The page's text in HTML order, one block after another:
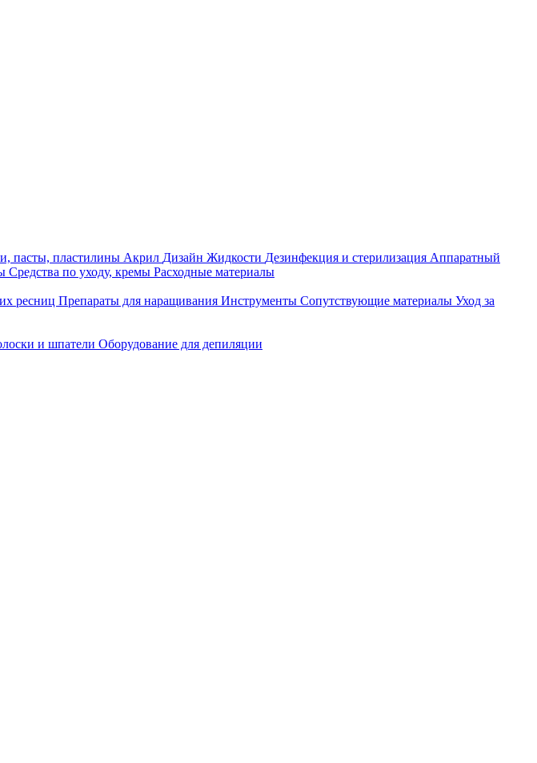
пасты, пластилины Акрил Дизайн Жидкости Дезинфекция и стерилизация Аппаратный
Средства по уходу, кремы Расходные материалы
ресниц Препараты для наращивания Инструменты Сопутствующие материалы Уход за
и шпатели Оборудование для депиляции